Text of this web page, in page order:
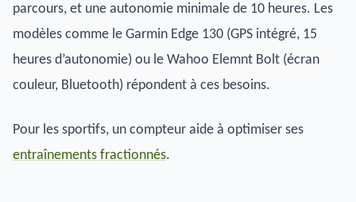
parcours, et une autonomie minimale de 10 heures. Les
modèles comme le Garmin Edge 130 (GPS intégré, 15
heures d’autonomie) ou le Wahoo Elemnt Bolt (écran
couleur, Bluetooth) répondent à ces besoins.
Pour les sportifs, un compteur aide à optimiser ses
entraînements fractionnés.